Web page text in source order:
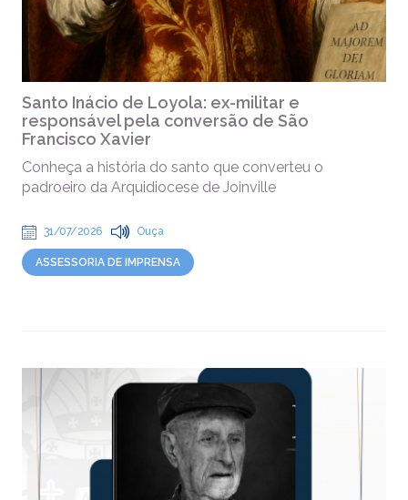
Santo Inácio de Loyola: ex-militar e
responsável pela conversão de São
Francisco Xavier
Conheça a história do santo que converteu o
padroeiro da Arquidiocese de Joinville
31/07/2026 Ouça
ASSESSORIA DE IMPRENSA